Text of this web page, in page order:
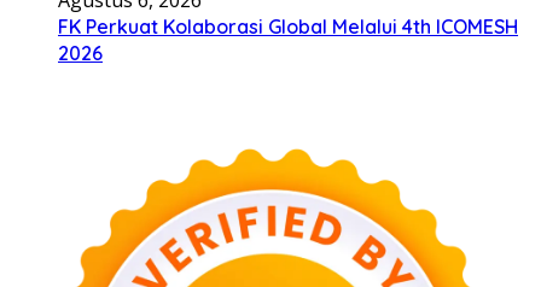
FK Perkuat Kolaborasi Global Melalui 4th ICOMESH
2026